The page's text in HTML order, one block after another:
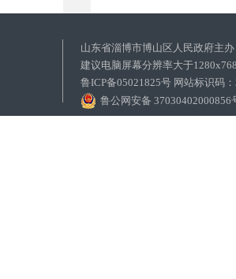
山东省淄博市博山区人民政府
建议电脑屏幕分辨率大于
鲁ICP备05021825号 网站标识码
鲁公网安备 37030402000856